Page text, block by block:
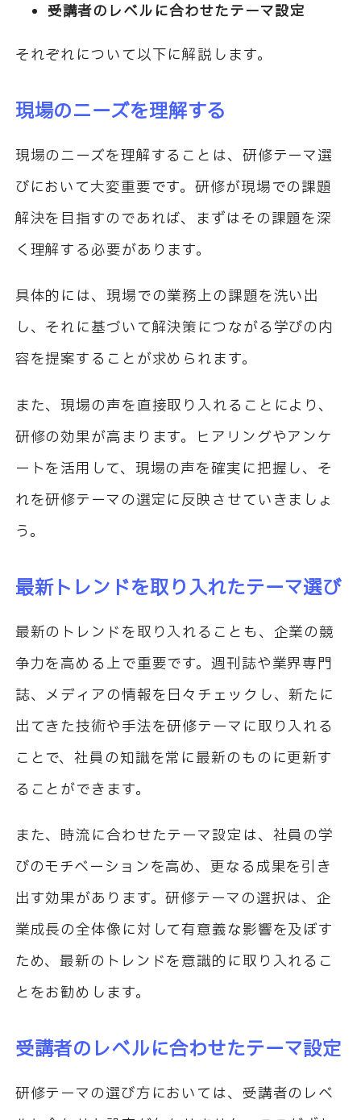
受講者のレベルに合わせたテーマ設定
それぞれについて以下に解説します。
現場のニーズを理解する
現場のニーズを理解することは、研修テーマ選
びにおいて大変重要です。研修が現場での課題
解決を目指すのであれば、まずはその課題を深
く理解する必要があります。
具体的には、現場での業務上の課題を洗い出
し、それに基づいて解決策につながる学びの内
容を提案することが求められます。
また、現場の声を直接取り入れることにより、
研修の効果が高まります。ヒアリングやアンケ
ートを活用して、現場の声を確実に把握し、そ
れを研修テーマの選定に反映させていきましょ
う。
最新トレンドを取り入れたテーマ選び
最新のトレンドを取り入れることも、企業の競
争力を高める上で重要です。週刊誌や業界専門
誌、メディアの情報を日々チェックし、新たに
出てきた技術や手法を研修テーマに取り入れる
ことで、社員の知識を常に最新のものに更新す
ることができます。
また、時流に合わせたテーマ設定は、社員の学
びのモチベーションを高め、更なる成果を引き
出す効果があります。研修テーマの選択は、企
業成長の全体像に対して有意義な影響を及ぼす
ため、最新のトレンドを意識的に取り入れるこ
とをお勧めします。
受講者のレベルに合わせたテーマ設定
研修テーマの選び方においては、受講者のレベ